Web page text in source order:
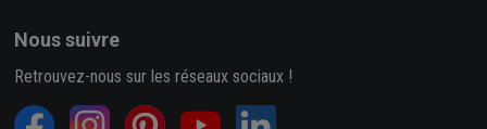
Nous suivre
Retrouvez-nous sur les réseaux sociaux !